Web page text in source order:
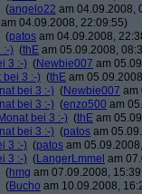
(angelo22 am 04.09.2008,
am 04.09.2008, 22:09:55)
(patos am 04.09.2008,
:-) (thE am 05.09.2008,
3 :-) (Newbie007 am
bei 3 :-) (thE am
bei 3 :-) (Newbie007 am
bei 3 :-) (enzo500 am
bei 3 :-) (thE am
bei 3 :-) (patos am
3 :-) (patos am
3 :-) (LangerLmmel am
(hmg am 07.09.2008,
(Bucho am 10.09.2008,